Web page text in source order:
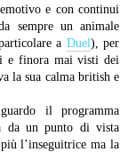
e con continui
sempre un animale
a Duel), per
e finora mai visti dei
la sua calma british e
il programma
da un punto di vista
l’inseguitrice ma la